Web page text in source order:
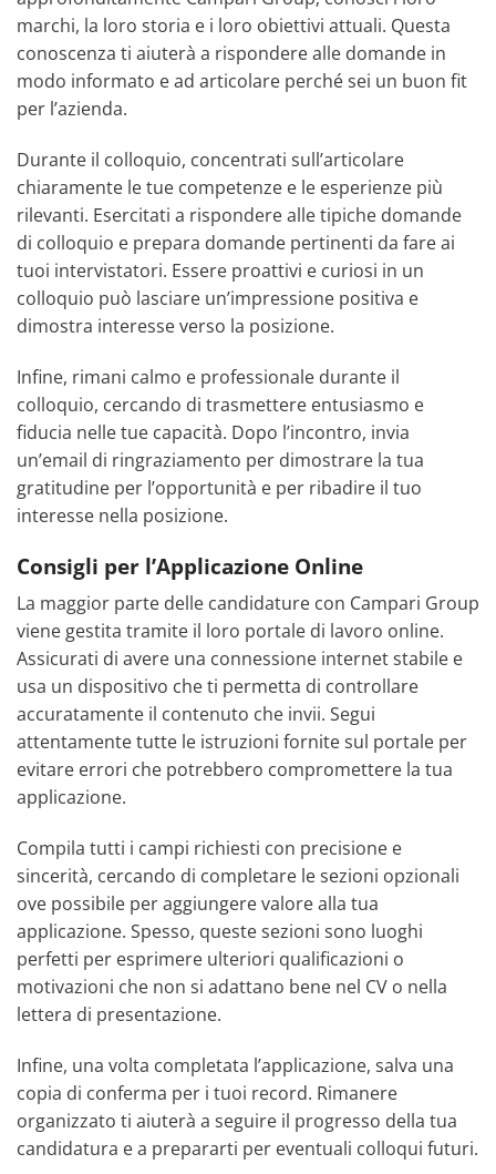
marchi, la loro storia e i loro obiettivi attuali. Questa
conoscenza ti aiuterà a rispondere alle domande in
modo informato e ad articolare perché sei un buon fit
per l’azienda.
Durante il colloquio, concentrati sull’articolare
chiaramente le tue competenze e le esperienze più
rilevanti. Esercitati a rispondere alle tipiche domande
di colloquio e prepara domande pertinenti da fare ai
tuoi intervistatori. Essere proattivi e curiosi in un
colloquio può lasciare un’impressione positiva e
dimostra interesse verso la posizione.
Infine, rimani calmo e professionale durante il
colloquio, cercando di trasmettere entusiasmo e
fiducia nelle tue capacità. Dopo l’incontro, invia
un’email di ringraziamento per dimostrare la tua
gratitudine per l’opportunità e per ribadire il tuo
interesse nella posizione.
Consigli per l’Applicazione Online
La maggior parte delle candidature con Campari Group
viene gestita tramite il loro portale di lavoro online.
Assicurati di avere una connessione internet stabile e
usa un dispositivo che ti permetta di controllare
accuratamente il contenuto che invii. Segui
attentamente tutte le istruzioni fornite sul portale per
evitare errori che potrebbero compromettere la tua
applicazione.
Compila tutti i campi richiesti con precisione e
sincerità, cercando di completare le sezioni opzionali
ove possibile per aggiungere valore alla tua
applicazione. Spesso, queste sezioni sono luoghi
perfetti per esprimere ulteriori qualificazioni o
motivazioni che non si adattano bene nel CV o nella
lettera di presentazione.
Infine, una volta completata l’applicazione, salva una
copia di conferma per i tuoi record. Rimanere
organizzato ti aiuterà a seguire il progresso della tua
candidatura e a prepararti per eventuali colloqui futuri.